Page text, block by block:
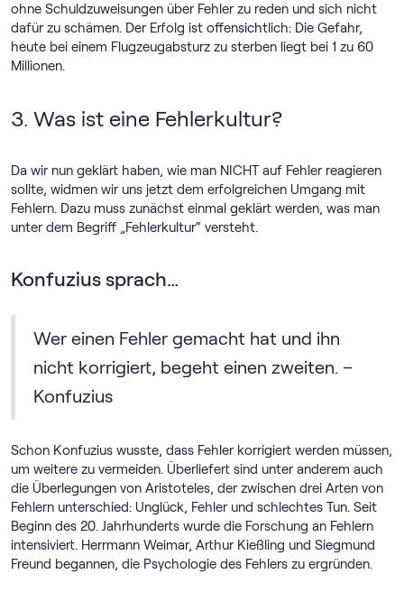
ohne Schuldzuweisungen über Fehler zu reden und sich nicht
dafür zu schämen. Der Erfolg ist offensichtlich: Die Gefahr,
heute bei einem Flugzeugabsturz zu sterben liegt bei 1 zu 60
Millionen.
3. Was ist eine Fehlerkultur?
Da wir nun geklärt haben, wie man NICHT auf Fehler reagieren
sollte, widmen wir uns jetzt dem erfolgreichen Umgang mit
Fehlern. Dazu muss zunächst einmal geklärt werden, was man
unter dem Begriff „Fehlerkultur“ versteht.
Konfuzius sprach…
Wer einen Fehler gemacht hat und ihn
nicht korrigiert, begeht einen zweiten. –
Konfuzius
Schon Konfuzius wusste, dass Fehler korrigiert werden müssen,
um weitere zu vermeiden. Überliefert sind unter anderem auch
die Überlegungen von Aristoteles, der zwischen drei Arten von
Fehlern unterschied: Unglück, Fehler und schlechtes Tun. Seit
Beginn des 20. Jahrhunderts wurde die Forschung an Fehlern
intensiviert. Herrmann Weimar, Arthur Kießling und Siegmund
Freund begannen, die Psychologie des Fehlers zu ergründen.